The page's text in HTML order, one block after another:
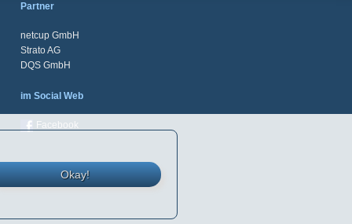
Partner
netcup GmbH
Strato AG
DQS GmbH
im Social Web
Facebook
Okay!